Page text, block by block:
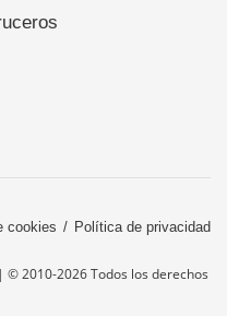
cookies Política de privacidad
2010-2026 Todos los derechos